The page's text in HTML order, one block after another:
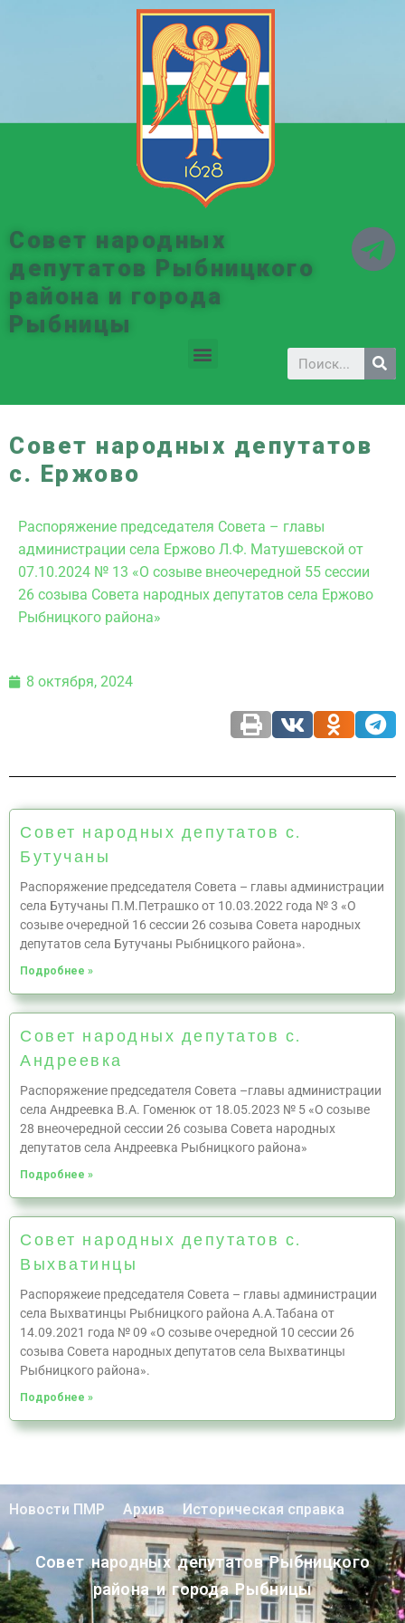
Совет народных
депутатов Рыбницкого
района и города
Рыбницы
Совет народных депутатов
с. Ержово
Распоряжение председателя Совета – главы
администрации села Ержово Л.Ф. Матушевской от
07.10.2024 № 13 «О созыве внеочередной 55 сессии
26 созыва Совета народных депутатов села Ержово
Рыбницкого района»
8 октября, 2024
Совет народных депутатов с.
Бутучаны
Распоряжение председателя Совета – главы администрации
села Бутучаны П.М.Петрашко от 10.03.2022 года № 3 «О
созыве очередной 16 сессии 26 созыва Совета народных
депутатов села Бутучаны Рыбницкого района».
Подробнее »
Совет народных депутатов с.
Андреевка
Распоряжение председателя Совета –главы администрации
села Андреевка В.А. Гоменюк от 18.05.2023 № 5 «О созыве
28 внеочередной сессии 26 созыва Совета народных
депутатов села Андреевка Рыбницкого района»
Подробнее »
Совет народных депутатов с.
Выхватинцы
Распоряжеие председателя Совета – главы администрации
села Выхватинцы Рыбницкого района А.А.Табана от
14.09.2021 года № 09 «О созыве очередной 10 сессии 26
созыва Совета народных депутатов села Выхватинцы
Рыбницкого района».
Подробнее »
Новости ПМР Архив Историческая справка
Совет народных депутатов Рыбницкого
района и города Рыбницы